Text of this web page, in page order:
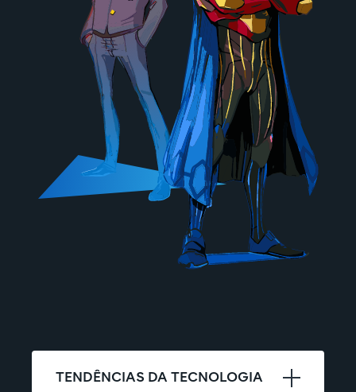
TENDÊNCIAS DA TECNOLOGIA